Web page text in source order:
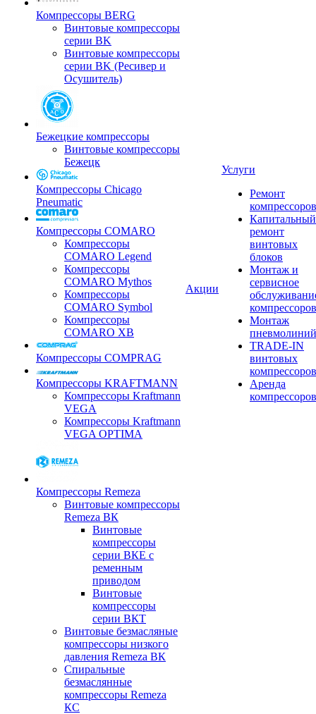
Компрессоры BERG
Винтовые компрессоры
серии BK
Винтовые компрессоры
серии BK (Ресивер и
Осушитель)
Бежецкие компрессоры
Винтовые компрессоры
Бежецк
Компрессоры Chicago
Pneumatic
Компрессоры COMARO
Компрессоры
COMARO Legend
Компрессоры
COMARO Mythos
Компрессоры
COMARO Symbol
Компрессоры
COMARO XB
Компрессоры COMPRAG
Компрессоры KRAFTMANN
Компрессоры Kraftmann
VEGA
Компрессоры Kraftmann
VEGA OPTIMA
Компрессоры Remeza
Винтовые компрессоры
Remeza ВК
Винтовые
компрессоры
серии ВКЕ с
ременным
приводом
Винтовые
компрессоры
серии ВКТ
Винтовые безмасляные
компрессоры низкого
давления Remeza ВК
Спиральные
безмаслянные
компрессоры Remeza
КС
Акции
Услуги
Ремонт
компрессоров
Капитальный
ремонт
винтовых
блоков
Монтаж и
сервисное
компрессоров
Монтаж
пневмолиний
TRADE-IN
винтовых
компрессоров
Аренда
компрессоров